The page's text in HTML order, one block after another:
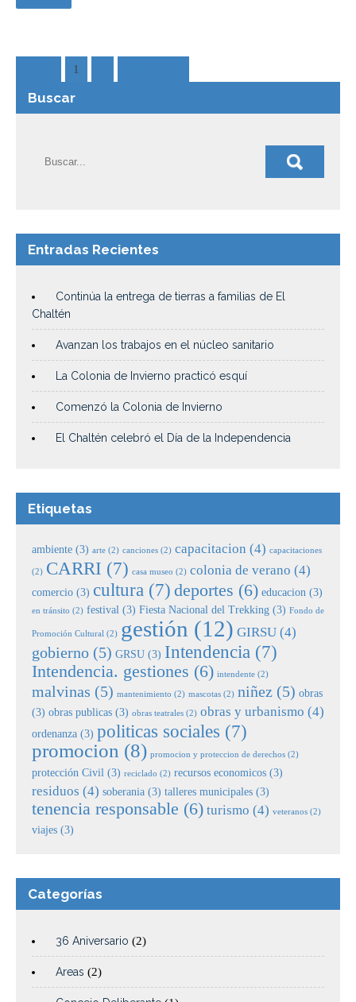
1
Buscar
Entradas Recientes
Continúa la entrega de tierras a familias de El
Chaltén
Avanzan los trabajos en el núcleo sanitario
La Colonia de Invierno practicó esquí
Comenzó la Colonia de Invierno
El Chaltén celebró el Día de la Independencia
Etiquetas
ambiente (3) arte (2) canciones (2) capacitacion (4) capacitaciones
(2) CARRI (7) casa museo (2) colonia de verano (4)
comercio (3) cultura (7) deportes (6) educacion (3)
en tránsito (2) festival (3) Fiesta Nacional del Trekking (3) Fondo de
Promoción Cultural (2) gestión (12) GIRSU (4)
gobierno (5) GRSU (3) Intendencia (7)
Intendencia. gestiones (6) intendente (2)
malvinas (5) mantenimiento (2) mascotas (2) niñez (5) obras
(3) obras publicas (3) obras teatrales (2) obras y urbanismo (4)
ordenanza (3) politicas sociales (7)
promocion (8) promocion y proteccion de derechos (2)
protección Civil (3) reciclado (2) recursos economicos (3)
residuos (4) soberania (3) talleres municipales (3)
tenencia responsable (6) turismo (4) veteranos (2)
viajes (3)
Categorías
36 Aniversario (2)
Areas (2)